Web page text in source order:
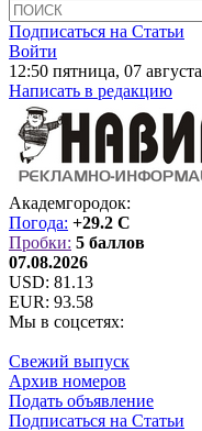
Подписаться на Статьи
Войти
12:50 пятница, 07 августа
Написать в редакцию
Академгородок:
Погода: +29.2 C
Пробки: 5 баллов
07.08.2026
USD: 81.13
EUR: 93.58
Мы в соцсетях:
Свежий выпуск
Архив номеров
Подать объявление
Подписаться на Статьи